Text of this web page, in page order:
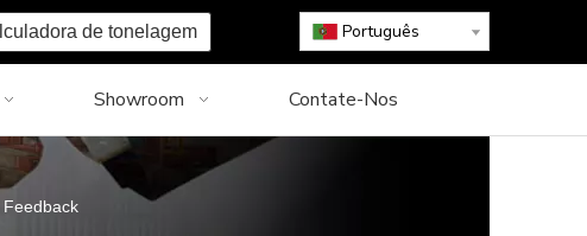
de tonelagem Português
Showroom Contate-Nos